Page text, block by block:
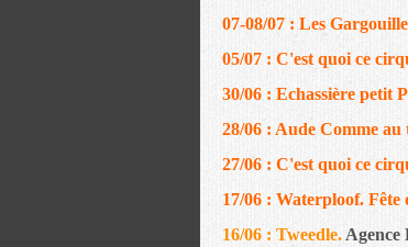
07-08/07 : Les
05/07 : C'est quoi ce
30/06 : Echassière petit
28/06 : Aude Comme au
27/06 : C'est quoi ce
17/06 : Waterploof. Fête
16/06 : Tweedle. Agence